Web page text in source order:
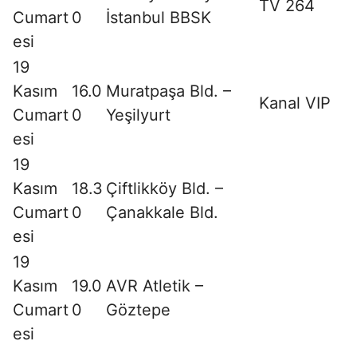
Cumart
esi
0
İstanbul BBSK
TV 264
19
Kasım
Cumart
esi
16.0
0
Muratpaşa Bld. –
Yeşilyurt
Kanal VIP
19
Kasım
Cumart
esi
18.3
0
Çiftlikköy Bld. –
Çanakkale Bld.
19
Kasım
Cumart
esi
19.0
0
AVR Atletik –
Göztepe